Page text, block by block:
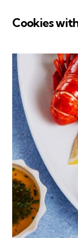
Cookies